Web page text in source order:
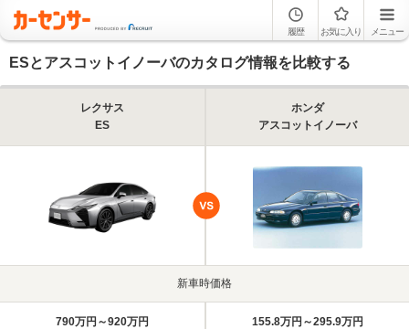
履歴 お気に入り メニュー
ESとアスコットイノーバのカタログ情報を比較する
レクサス
ES
ホンダ
アスコットイノーバ
新車時価格
790万円～920万円 155.8万円～295.9万円